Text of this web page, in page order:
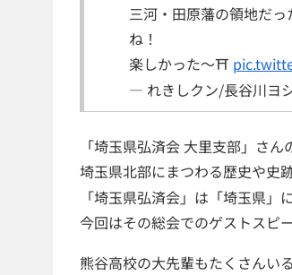
三河・田原藩の領地だ
ね！
楽しかった〜⛩️
— れきしクン/長谷川ヨ
「埼玉県弘済会 大里支部」さん
埼玉県北部にまつわる歴史や史
「埼玉県弘済会」は「埼玉県」
今回はその総会でのゲストスピ
熊谷高校の大先輩もたくさんい